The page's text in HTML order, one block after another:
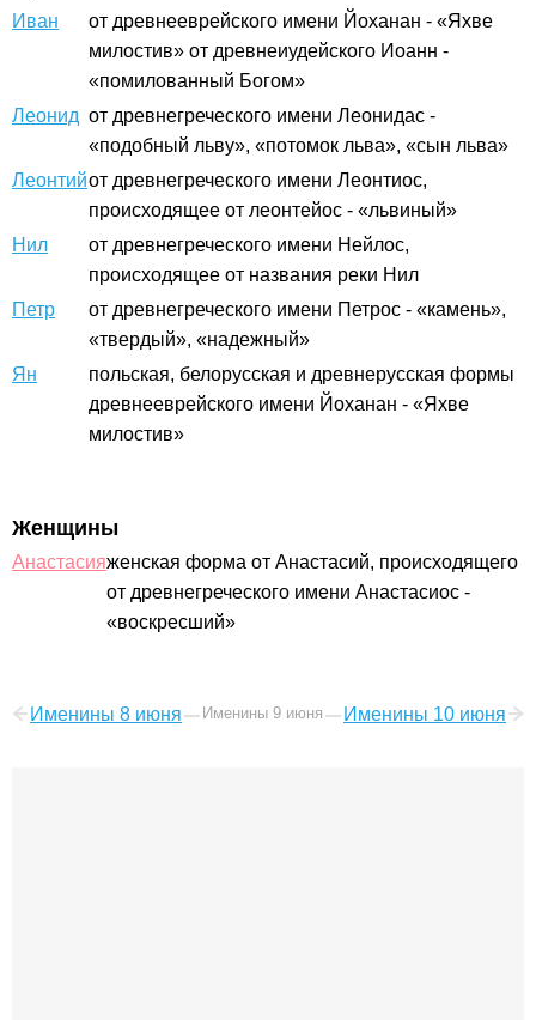
Иван
от древнееврейского имени Йоханан - «Яхве
милостив» от древнеиудейского Иоанн -
«помилованный Богом»
Леонид от древнегреческого имени Леонидас -
«подобный льву», «потомок льва», «сын льва»
Леонтийот древнегреческого имени Леонтиос,
происходящее от леонтейос - «львиный»
Нил
от древнегреческого имени Нейлос,
происходящее от названия реки Нил
Петр
от древнегреческого имени Петрос - «камень»,
«твердый», «надежный»
Ян
польская, белорусская и древнерусская формы
древнееврейского имени Йоханан - «Яхве
милостив»
Женщины
Анастасияженская форма от Анастасий, происходящего
от древнегреческого имени Анастасиос -
«воскресший»
Именины 8 июня Именины 9 июня Именины 10 июня